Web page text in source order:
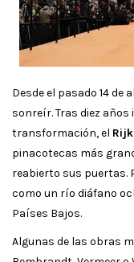
Desde el pasado 14 de
sonreír. Tras diez
transformación, el
pinacotecas más
reabierto sus puertas.
como un río diáfano
Países Bajos.
Algunas de las obras